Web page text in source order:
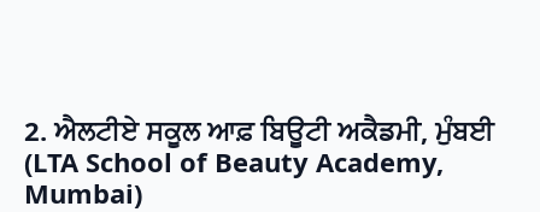
2. ਐਲਟੀਏ ਸਕੂਲ ਆਫ਼ ਬਿਊਟੀ ਅਕੈਡਮੀ, ਮੁੰਬਈ
(LTA School of Beauty Academy,
Mumbai)